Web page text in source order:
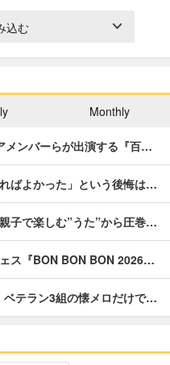
込む
Monthly
メンバーらが出演する『百…
ばよかった」という後悔は…
子で楽しむ”うた”から圧巻…
ス『BON BON BON 2026…
ベテラン3組の懐メロだけで…